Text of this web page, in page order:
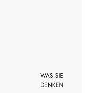
WAS SIE
DENKEN